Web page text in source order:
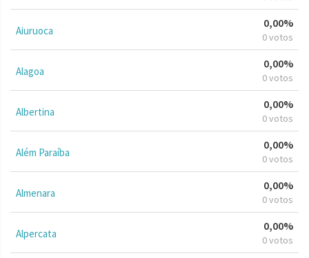
Aiuruoca
0,00%
0 votos
Alagoa
0,00%
0 votos
Albertina
0,00%
0 votos
Além Paraíba
0,00%
0 votos
Almenara
0,00%
0 votos
Alpercata
0,00%
0 votos